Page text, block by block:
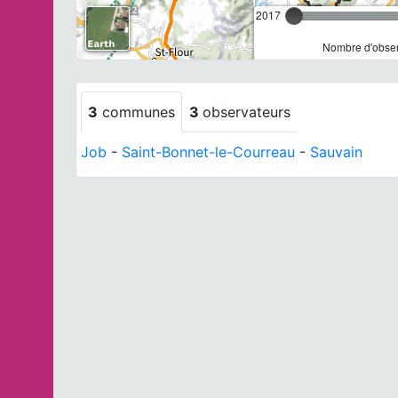
2017
Nombre
3 communes 3 observateurs
Job - Saint-Bonnet-le-Courreau - Sauvain